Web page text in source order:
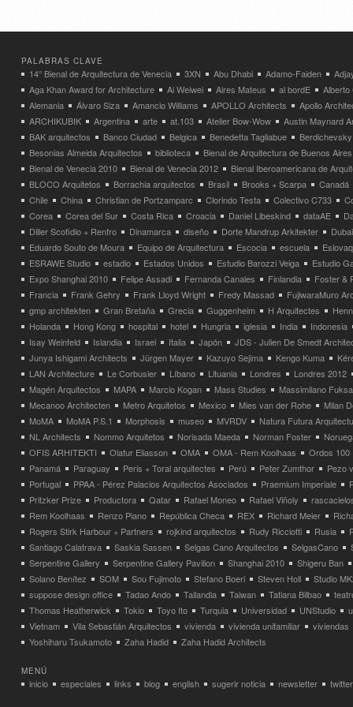
PALABRAS CLAVE
14° Bienal de Arquitectura de Venecia 3XN Abu Dhabi Adamo-Faiden
Aga Khan Award for Architecture
Ai Weiwei Aires Mateus al bordE
Alberto
Alemania
Álvaro Siza Amancio Williams APOLLO Architects
Apollo
ARCHIKUBIK
Argentina arte at.103 Atelier Bow-Wow
Austin Maynard
BAK arquitectos
Banco Ciudad Belgica Benedetta Tagliabue
Besonias Almeida Arquitectos
biblioteca
Bienal de Arquitectura de Buenos Aires
Bienal de Venecia 2010
Bienal de Venecia 2012
Bienal Iberoamericana de
BLOCO Arquitetos
Borrachia arquitectos Brasil Brooks + Scarpa
Canadá
Chile
China Christian de Portzamparc Clorindo Testa Colectivo C733
Corea
Corea del Sur Costa Rica Croacia Daniel Libeskind dataAE
Diller Scofidio + Renfro
Dinamarca diseño Dorte Mandrup Arkitekter
Dubai
Eduardo Souto de Moura
Equipo de Arquitectura Escocia escuela
ESRAWE Studio
estadio Estados Unidos Estudio Barozzi Veiga
Estudio
Expo Shanghai 2010
Felipe Assadi Fernanda Canales Finlandia
Foster &
Francia
Frank Gehry Frank Lloyd Wright Fredy Massad
FujiwaraMuro
gmp architekten
Gran Bretaña Grecia Guggenheim H Arquitectes
Holanda
Hong Kong hospital hotel Hungria iglesia India
Indonesia
Isay Weinfeld
Islandia Israel Italia Japón
JDS - Julien De Smedt
Junya Ishigami Architects
Jürgen Mayer Kazuyo Sejima Kengo Kuma
LAN Architecture
Le Corbusier Líbano Lituania Londres
Londres 2012
Magén Arquitectos
MAPA Marcio Kogan Mass Studies
Massimilano
Mecanoo Architecten
Metro Arquitetos Mexico Mies van der Rohe
Milan
MoMA
MoMA P.S.1 Morphosis museo MVRDV
Natura Futura
NL Architects
Nommo Arquitetos Norisada Maeda Norman Foster
OFIS ARHITEKTI
Olafur Eliasson OMA OMA - Rem Koolhaas
Ordos 100
Panamá
Paraguay Peris + Toral arquitectes Perú Peter Zumthor
Pezo
Portugal
PPAA - Pérez Palacios Arquitectos Asociados Praemium Imperiale
Pritzker Prize
Productora Qatar Rafael Moneo Rafael Viñoly
Rem Koolhaas
Renzo Piano República Checa REX Richard Meier
Rogers Stirk Harbour + Partners
rojkind arquitectos Rudy Ricciotti Rusia
Santiago Calatrava
Saskia Sassen Selgas Cano Arquitectos SelgasCano
Serpentine Gallery
Serpentine Gallery Pavilion Shanghai 2010
Shigeru Ban
Solano Benítez
SOM Sou Fujimoto Stefano Boeri Steven Holl
Studio
suppose design office
Tadao Ando Tailandia Taiwan Tatiana Bilbao
Thomas Heatherwick
Tokio Toyo Ito Turquia Universidad UNStudio
Vietnam
Vila Sebastián Arquitectos vivienda vivienda unifamiliar
viviendas
Yoshiharu Tsukamoto
Zaha Hadid Zaha Hadid Architects
MENÚ
inicio especiales links blog english sugerir noticia newsletter twitter